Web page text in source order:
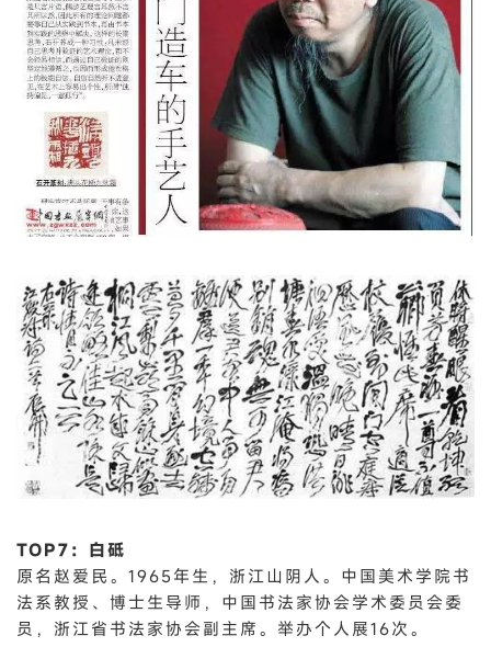
TOP7：白砥
原名赵爱民。1965年生，浙江山阴人。中国美术学院书
法系教授、博士生导师，中国书法家协会学术委员会委
员，浙江省书法家协会副主席。举办个人展16次。